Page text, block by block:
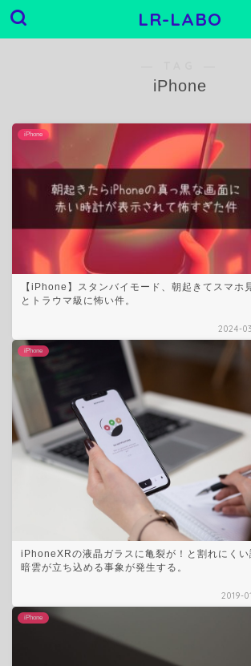
LR-LABO
E
iPhone
iPhone
【iPhone】スタンバイモード、朝起きてスマホ
とトラウマ級に怖い件。
2024-
iPhone
iPhoneXRの液晶ガラスに亀裂が！と割れにくい
暗雲が立ち込める事象が発生する。
2019-
iPhone